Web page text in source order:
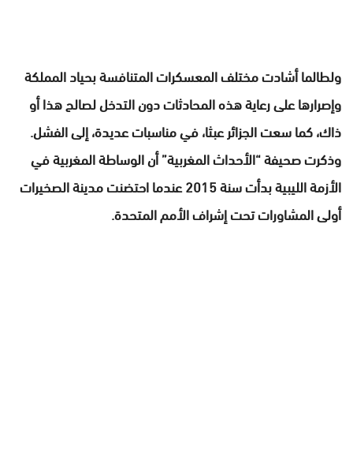
ولطالما أشادت مختلف المعسكرات المتنافسة بحياد المملكة
وإصرارها على رعاية هذه المحادثات دون التدخل لصالح هذا أو
ذاك، كما سعت الجزائر عبثا، في مناسبات عديدة، إلى الفشل.
وذكرت صحيفة “الأحداث المغربية” أن الوساطة المغربية في
الأزمة الليبية بدأت سنة 2015 عندما احتضنت مدينة الصخيرات
أولى المشاورات تحت إشراف الأمم المتحدة.